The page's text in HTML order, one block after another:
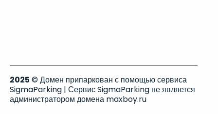
2025 © Домен припаркован с помощью сервиса
SigmaParking | Сервис SigmaParking не является
администратором домена maxboy.ru